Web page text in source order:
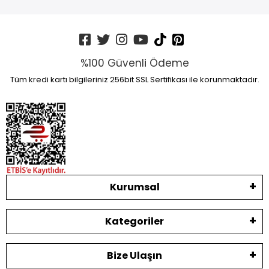
%100 Güvenli Ödeme
Tüm kredi kartı bilgileriniz 256bit SSL Sertifikası ile korunmaktadır.
Kurumsal
Kategoriler
Bize Ulaşın